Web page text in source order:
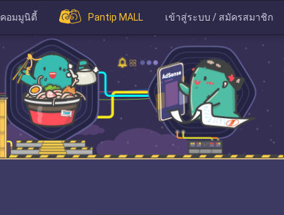
คอมมูนิตี้ Pantip MALL เข้าสู่ระบบ / สมัครสมาชิก